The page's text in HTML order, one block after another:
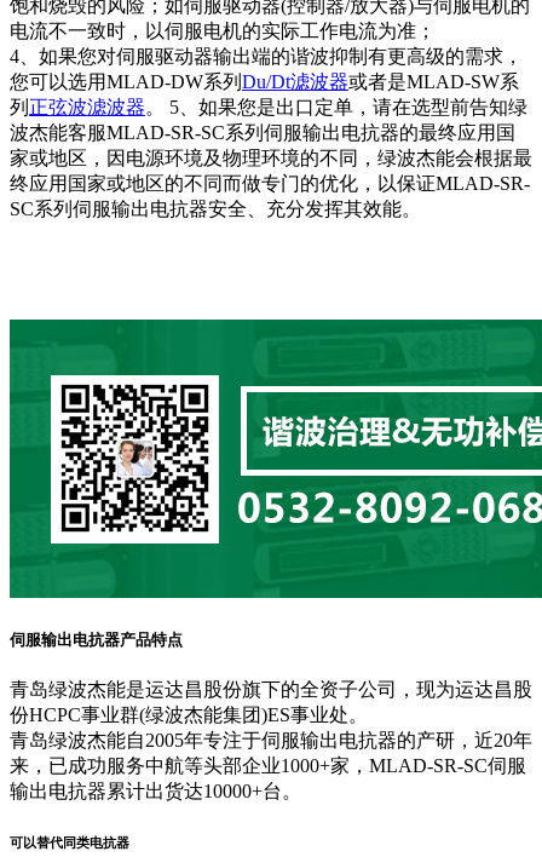
饱和烧毁的风险；如伺服驱动器(控制器/放大器)与伺服电机的
电流不一致时，以伺服电机的实际工作电流为准；
4、如果您对伺服驱动器输出端的谐波抑制有更高级的需求，
您可以选用MLAD-DW系列 Du/Dt滤波器或者是MLAD-SW系
列 正弦波滤波器。 5、如果您是出口定单，请在选型前告知绿
波杰能客服MLAD-SR-SC系列伺服输出电抗器的最终应用国
家或地区，因电源环境及物理环境的不同，绿波杰能会根据最
终应用国家或地区的不同而做专门的优化，以保证MLAD-SR-
SC系列伺服输出电抗器安全、充分发挥其效能。
伺服输出电抗器产品特点
青岛绿波杰能是运达昌股份旗下的全资子公司，现为运达昌股
份HCPC事业群(绿波杰能集团)ES事业处。
青岛绿波杰能自2005年专注于伺服输出电抗器的产研，近20年
来，已成功服务中航等头部企业1000+家，MLAD-SR-SC伺服
输出电抗器累计出货达10000+台。
可以替代同类电抗器